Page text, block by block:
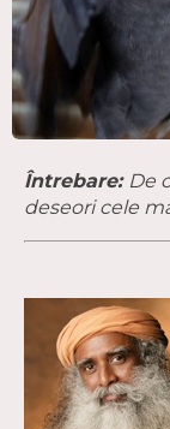
Întrebare: De
deseori cele